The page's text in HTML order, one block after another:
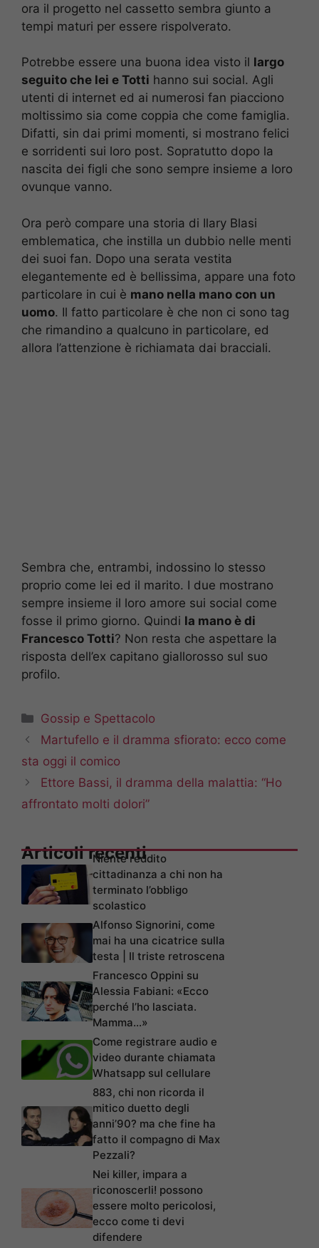
ora il progetto nel cassetto sembra giunto a
tempi maturi per essere rispolverato.
Potrebbe essere una buona idea visto il largo
seguito che lei e Totti hanno sui social. Agli
utenti di internet ed ai numerosi fan piacciono
moltissimo sia come coppia che come famiglia.
Difatti, sin dai primi momenti, si mostrano felici
e sorridenti sui loro post. Sopratutto dopo la
nascita dei figli che sono sempre insieme a loro
ovunque vanno.
Ora però compare una storia di Ilary Blasi
emblematica, che instilla un dubbio nelle menti
dei suoi fan. Dopo una serata vestita
elegantemente ed è bellissima, appare una foto
particolare in cui è mano nella mano con un
uomo. Il fatto particolare è che non ci sono tag
che rimandino a qualcuno in particolare, ed
allora l’attenzione è richiamata dai bracciali.
Sembra che, entrambi, indossino lo stesso
proprio come lei ed il marito. I due mostrano
sempre insieme il loro amore sui social come
fosse il primo giorno. Quindi la mano è di
Francesco Totti? Non resta che aspettare la
risposta dell’ex capitano giallorosso sul suo
profilo.
Categorie
Gossip e Spettacolo
Martufello e il dramma sfiorato: ecco come
sta oggi il comico
Ettore Bassi, il dramma della malattia: “Ho
affrontato molti dolori”
Articoli recenti
Niente reddito
cittadinanza a chi non ha
terminato l’obbligo
scolastico
Alfonso Signorini, come
mai ha una cicatrice sulla
testa | Il triste retroscena
Francesco Oppini su
Alessia Fabiani: «Ecco
perché l’ho lasciata.
Mamma…»
Come registrare audio e
video durante chiamata
Whatsapp sul cellulare
883, chi non ricorda il
mitico duetto degli
anni’90? ma che fine ha
fatto il compagno di Max
Pezzali?
Nei killer, impara a
riconoscerli! possono
essere molto pericolosi,
ecco come ti devi
difendere